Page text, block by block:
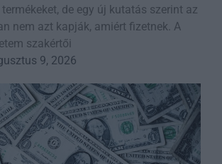
de egy új kutatás szerint az
nem azt kapják, amiért fizetnek. A
szakértői
9, 2026